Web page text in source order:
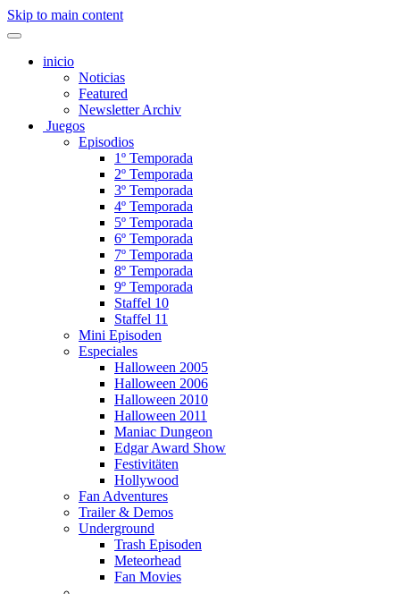
Skip to main content
inicio
Noticias
Featured
Newsletter Archiv
Juegos
Episodios
1º Temporada
2º Temporada
3º Temporada
4º Temporada
5º Temporada
6º Temporada
7º Temporada
8º Temporada
9º Temporada
Staffel 10
Staffel 11
Mini Episoden
Especiales
Halloween 2005
Halloween 2006
Halloween 2010
Halloween 2011
Maniac Dungeon
Edgar Award Show
Festivitäten
Hollywood
Fan Adventures
Trailer & Demos
Underground
Trash Episoden
Meteorhead
Fan Movies